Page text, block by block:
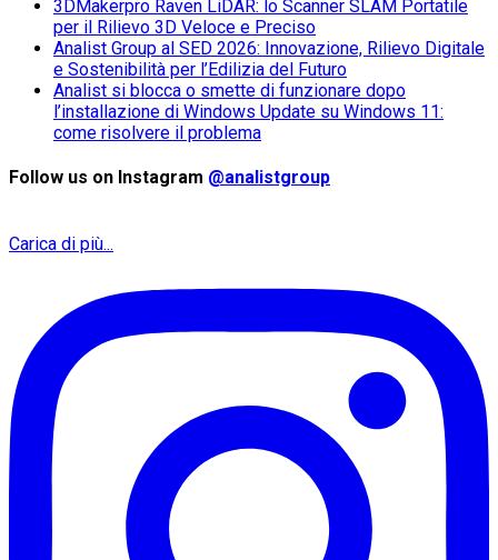
3DMakerpro Raven LiDAR: lo Scanner SLAM Portatile
per il Rilievo 3D Veloce e Preciso
Analist Group al SED 2026: Innovazione, Rilievo Digitale
e Sostenibilità per l’Edilizia del Futuro
Analist si blocca o smette di funzionare dopo
l’installazione di Windows Update su Windows 11:
come risolvere il problema
Follow us on Instagram @analistgroup
Carica di più...